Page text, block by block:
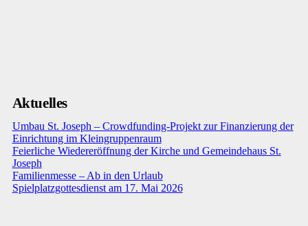
Aktuelles
Umbau St. Joseph – Crowdfunding-Projekt zur Finanzierung der
Einrichtung im Kleingruppenraum
Feierliche Wiedereröffnung der Kirche und Gemeindehaus St.
Joseph
Familienmesse – Ab in den Urlaub
Spielplatzgottesdienst am 17. Mai 2026